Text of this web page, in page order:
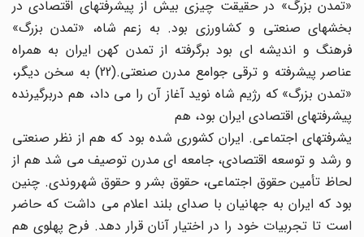
«تمدن بزرگ» در حقیقت چیزی بیش از پیشرفتهای اقتصادی در
بخشهای صنعتی و کشاورزی بود. به زعم شاه، «تمدن بزرگ»
فرهنگ و اندیشه ای بود برگرفته از تمدن کهن ایران به همراه
عناصر پیشرفته و ترقی جوامع مدرن صنعتی.(22) به سخن دیگر،
«تمدن بزرگ» که رژیم شاه نوید آغاز آن را می داد، هم دربرگیرنده
پیشرفتهای اقتصادی ایران بود، هم
یشرفتهای اجتماعی. ایران کشوری شده بود که هم از نظر صنعتی
و رشد و توسعه اقتصادی، جامعه ای مدرن توصیف می شد هم از
لحاظ تأمین حقوق اجتماعی، حقوق بشر و حقوق شهروندی. چنین
بود که ایران به جهانیان با صدای بلند اعلام می داشت که حاضر
است تا تجربیات خود را در اختیار آنان قرار دهد. فرح پهلوی هم